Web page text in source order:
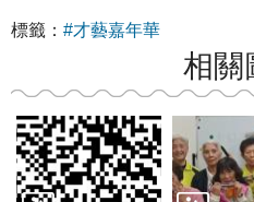
標籤： #才藝嘉年華
相關